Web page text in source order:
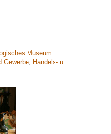
Museum
Gewerbe
Handels- u.